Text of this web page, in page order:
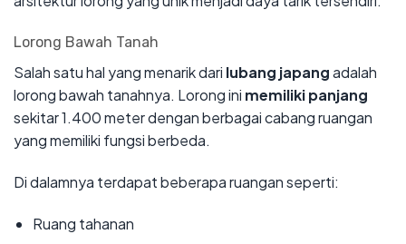
Lorong Bawah Tanah
Salah satu hal yang menarik dari lubang japangadalah
lorong bawah tanahnya. Lorong ini memiliki panjang
sekitar 1.400 meter dengan berbagai cabang ruangan
yang memiliki fungsi berbeda.
Di dalamnya terdapat beberapa ruangan seperti:
Ruang tahanan